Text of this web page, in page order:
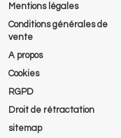
Mentions légales
Conditions générales de
vente
A propos
Cookies
RGPD
Droit de rétractation
sitemap